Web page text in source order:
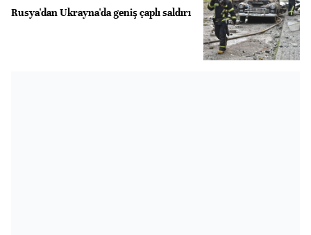
Rusya'dan Ukrayna'da geniş çaplı saldırı